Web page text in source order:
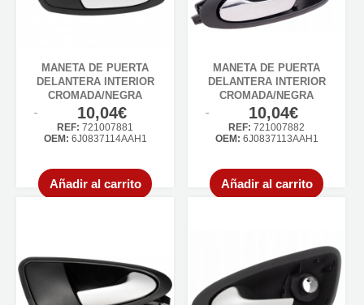
MANETA DE PUERTA
DELANTERA INTERIOR
CROMADA/NEGRA
10,04€
REF: 721007881
OEM: 6J0837114AAH1
Añadir al carrito
MANETA DE PUERTA
DELANTERA INTERIOR
CROMADA/NEGRA
10,04€
REF: 721007882
OEM: 6J0837113AAH1
Añadir al carrito